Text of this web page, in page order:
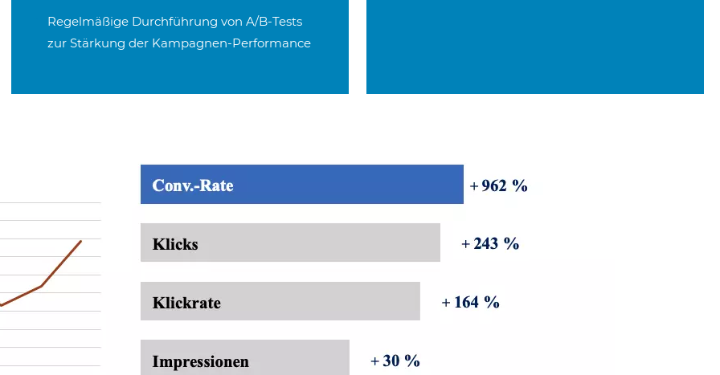
Regelmäßige Durchführung von A/B-Tests
zur Stärkung der Kampagnen-Performance